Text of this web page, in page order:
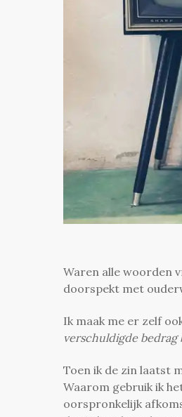
Waren alle woorden
doorspekt met
Ik maak me er zelf
verschuldigde bedrag
Toen ik de zin laatst
Waarom gebruik ik
oorspronkelijk